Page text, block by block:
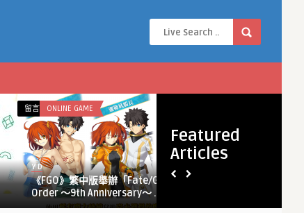
Featured
Articles
在
〈《FGO》
繁
中
版
舉
辦
留言功能已關閉
ONLINE GAME
Y D
《FGO》繁中版舉辦「Fate/Grand
Order ～9th Anniversary～ ...